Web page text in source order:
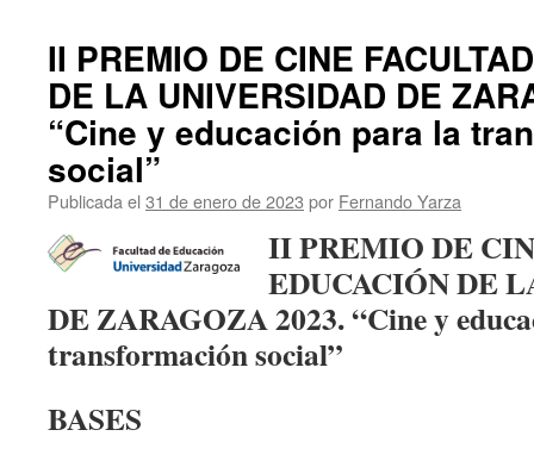
II PREMIO DE CINE
DE LA UNIVERSIDAD DE
“Cine y educación para la
social”
Publicada el 31 de enero de 2023 por Fernando Yarza
II PREMIO DE
EDUCACIÓN DE
DE ZARAGOZA 2023.“Cine y
transformación social”
BASES